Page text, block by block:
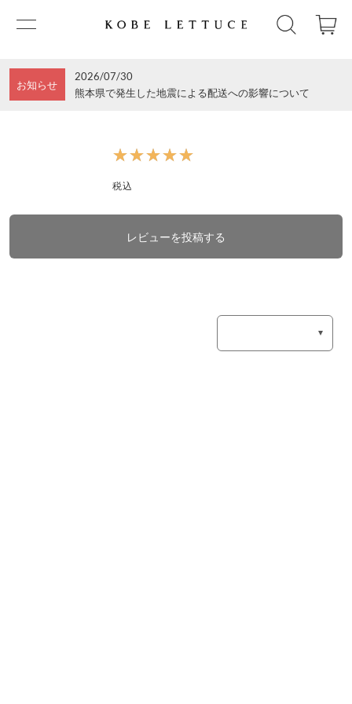
お知らせ
2026/07/30
熊本県で発生した地震による配送への影響について
★★★★★
★★★★★
税込
レビューを投稿する